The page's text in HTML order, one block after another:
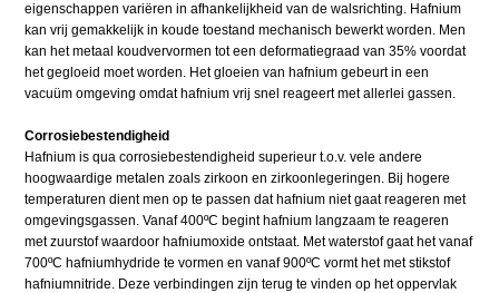
eigenschappen variëren in afhankelijkheid van de walsrichting. Hafnium
kan vrij gemakkelijk in koude toestand mechanisch bewerkt worden. Men
kan het metaal koudvervormen tot een deformatiegraad van 35% voordat
het gegloeid moet worden. Het gloeien van hafnium gebeurt in een
vacuüm omgeving omdat hafnium vrij snel reageert met allerlei gassen.
Corrosiebestendigheid
Hafnium is qua corrosiebestendigheid superieur t.o.v. vele andere
hoogwaardige metalen zoals zirkoon en zirkoonlegeringen. Bij hogere
temperaturen dient men op te passen dat hafnium niet gaat reageren met
omgevingsgassen. Vanaf 400ºC begint hafnium langzaam te reageren
met zuurstof waardoor hafniumoxide ontstaat. Met waterstof gaat het vanaf
700ºC hafniumhydride te vormen en vanaf 900ºC vormt het met stikstof
hafniumnitride. Deze verbindingen zijn terug te vinden op het oppervlak